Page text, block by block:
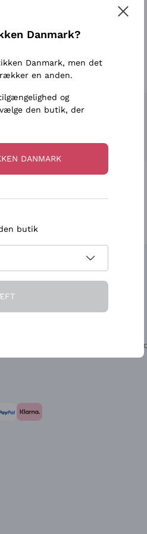
Ribolla Gialla
Sauvignon
Kundeservice
Fortrydelsesformular for
Tilmeld
Danmark?
Danmark, men det
en anden.
og
den butik, der
DANMARK
butik